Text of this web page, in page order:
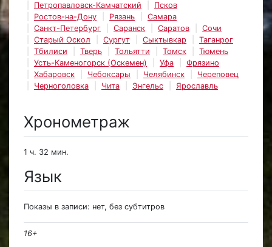
Петропавловск-Камчатский
Псков
Ростов-на-Дону
Рязань
Самара
Санкт-Петербург
Саранск Саратов
Сочи
Старый Оскол
Сургут Сыктывкар
Таганрог
Тбилиси
Тверь Тольятти Томск
Тюмень
Усть-Каменогорск (Оскемен)
Уфа
Фрязино
Хабаровск
Чебоксары Челябинск
Череповец
Черноголовка
Чита Энгельс Ярославль
Хронометраж
1 ч. 32 мин.
Язык
Показы в записи: нет, без субтитров
16+